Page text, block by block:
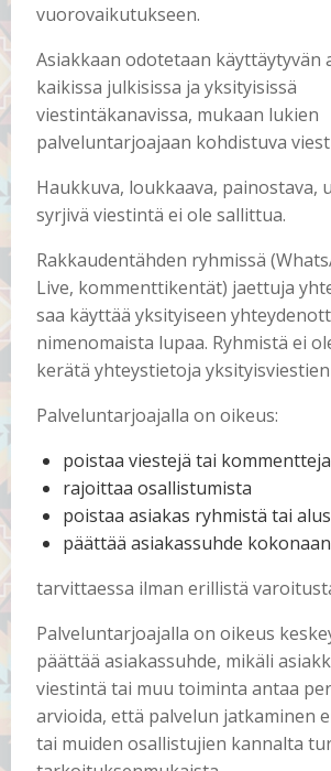
vuorovaikutukseen.
Asiakkaan odotetaan käyttäytyvän
kaikissa julkisissa ja yksityisissä
viestintäkanavissa, mukaan lukien
palveluntarjoajaan kohdistuva
Haukkuva, loukkaava, painostava,
syrjivä viestintä ei ole sallittua.
Rakkaudentähden ryhmissä
Live, kommenttikentät) jaettuja
saa käyttää yksityiseen
nimenomaista lupaa. Ryhmistä ei
kerätä yhteystietoja
Palveluntarjoajalla on oikeus:
poistaa viestejä tai kommentteja
rajoittaa osallistumista
poistaa asiakas ryhmistä tai
päättää asiakassuhde kokonaan
tarvittaessa ilman erillistä
Palveluntarjoajalla on oikeus
päättää asiakassuhde, mikäli
viestintä tai muu toiminta antaa
arvioida, että palvelun jatkaminen
tai muiden osallistujien kannalta